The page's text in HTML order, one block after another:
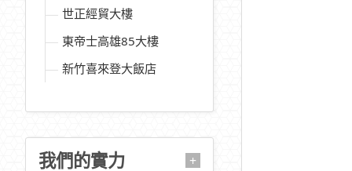
世正經貿大樓
東帝士高雄85大樓
新竹喜來登大飯店
我們的實力 +